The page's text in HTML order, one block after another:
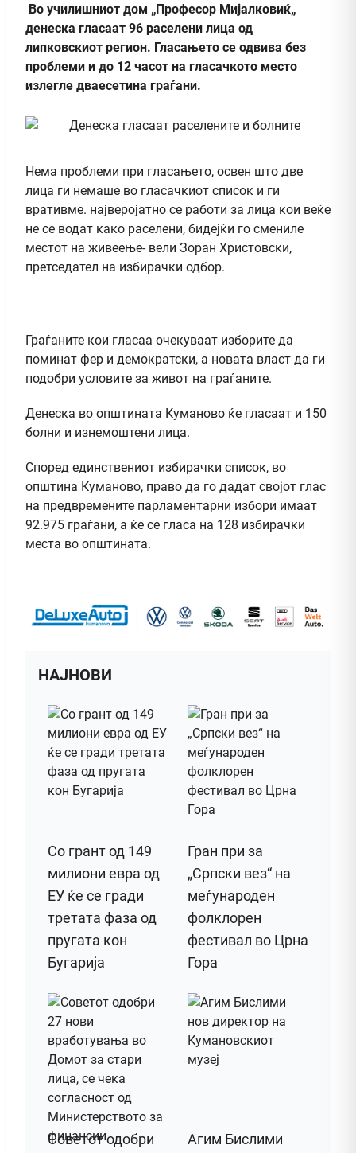
Во училишниот дом „Професор Мијалковиќ„
денеска гласаат 96 раселени лица од
липковскиот регион. Гласањето се одвива без
проблеми и до 12 часот на гласачкото место
излегле дваесетина граѓани.
Нема проблеми при гласањето, освен што две
лица ги немаше во гласачкиот список и ги
вративме. најверојатно се работи за лица кои веќе
не се водат како раселени, бидејќи го смениле
местот на живеење- вели Зоран Христовски,
претседател на избирачки одбор.
Граѓаните кои гласаа очекуваат изборите да
поминат фер и демократски, а новата власт да ги
подобри условите за живот на граѓаните.
Денеска во општината Куманово ќе гласаат и 150
болни и изнемоштени лица.
Според единствениот избирачки список, во
општина Куманово, право да го дадат својот глас
на предвремените парламентарни избори имаат
92.975 граѓани, а ќе се гласа на 128 избирачки
места во општината.
НАЈНОВИ
Со грант од 149
милиони евра од
ЕУ ќе се гради
третата фаза од
пругата кон
Бугарија
Гран при за
„Српски вез“ на
меѓународен
фолклорен
фестивал во Црна
Гора
Советот одобри Агим Бислими